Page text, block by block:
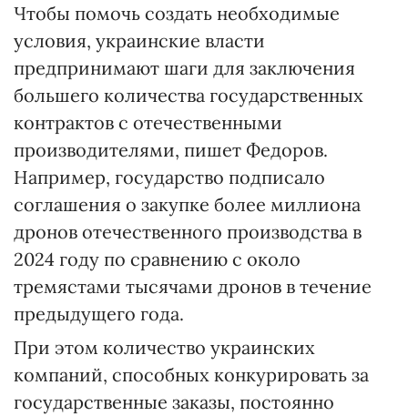
Чтобы помочь создать необходимые
условия, украинские власти
предпринимают шаги для заключения
большего количества государственных
контрактов с отечественными
производителями, пишет Федоров.
Например, государство подписало
соглашения о закупке более миллиона
дронов отечественного производства в
2024 году по сравнению с около
тремястами тысячами дронов в течение
предыдущего года.
При этом количество украинских
компаний, способных конкурировать за
государственные заказы, постоянно